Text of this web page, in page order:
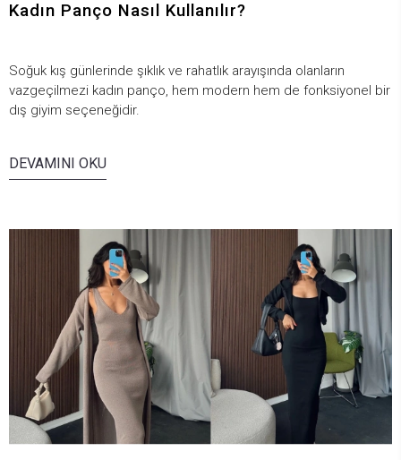
Kadın Panço Nasıl Kullanılır?
Soğuk kış günlerinde şıklık ve rahatlık arayışında olanların
vazgeçilmezi kadın panço, hem modern hem de fonksiyonel bir
dış giyim seçeneğidir.
DEVAMINI OKU